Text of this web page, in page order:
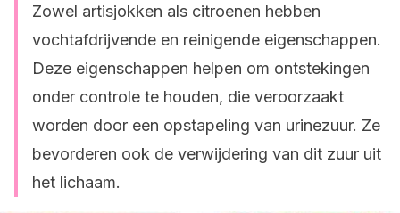
Zowel artisjokken als citroenen hebben
vochtafdrijvende en reinigende eigenschappen.
Deze eigenschappen helpen om ontstekingen
onder controle te houden, die veroorzaakt
worden door een opstapeling van urinezuur. Ze
bevorderen ook de verwijdering van dit zuur uit
het lichaam.